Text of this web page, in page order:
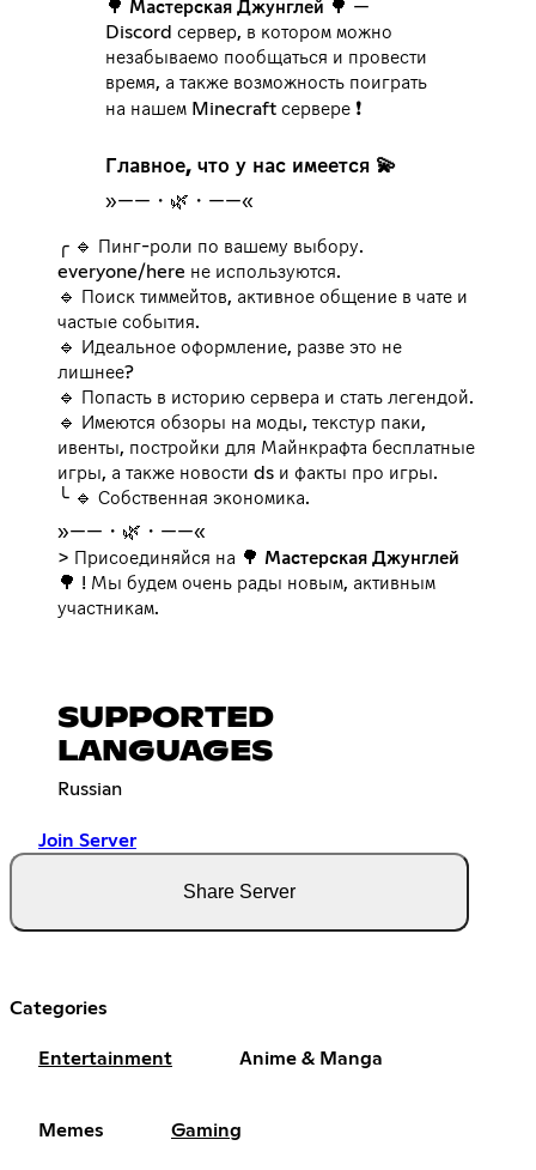
🌳 Мастерская Джунглей 🌳 —
Discord сервер, в котором можно
незабываемо пообщаться и провести
время, а также возможность поиграть
Главное, что у нас имеется 💫
»——・🌿・——«
╭ 🔹 Пинг-роли по вашему выбору.
everyone/here не используются.
🔹 Поиск тиммейтов, активное общение в чате и
частые события.
🔹 Идеальное оформление, разве это не
лишнее?
🔹 Попасть в историю сервера и стать легендой.
🔹 Имеются обзоры на моды, текстур паки,
ивенты, постройки для Майнкрафта бесплатные
игры, а также новости ds и факты про игры.
╰ 🔹 Собственная экономика.
»——・🌿・——«
> Присоединяйся на 🌳 Мастерская Джунглей
🌳 ! Мы будем очень рады новым, активным
участникам.
SUPPORTED
LANGUAGES
Russian
Join Server
Share Server
Categories
Entertainment Anime & Manga
Memes Gaming